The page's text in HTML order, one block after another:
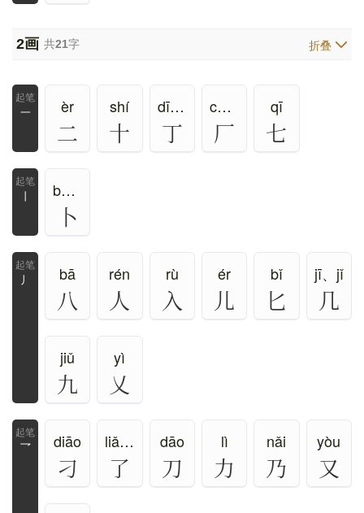
2画 共21字 折叠
一 èr
二
shí
十
dīng、zhēng
丁
chǎng、ān、yǎn、hǎn
厂
qī
七
bǔ、bo
卜
丿 bā
八
rén
人
rù
入
ér
儿
bǐ
匕
jī、jǐ
几
jiǔ
九
yì
乂
乛 diāo
刁
liǎo、le
了
dāo
刀
lì
力
nǎi
乃
yòu
又